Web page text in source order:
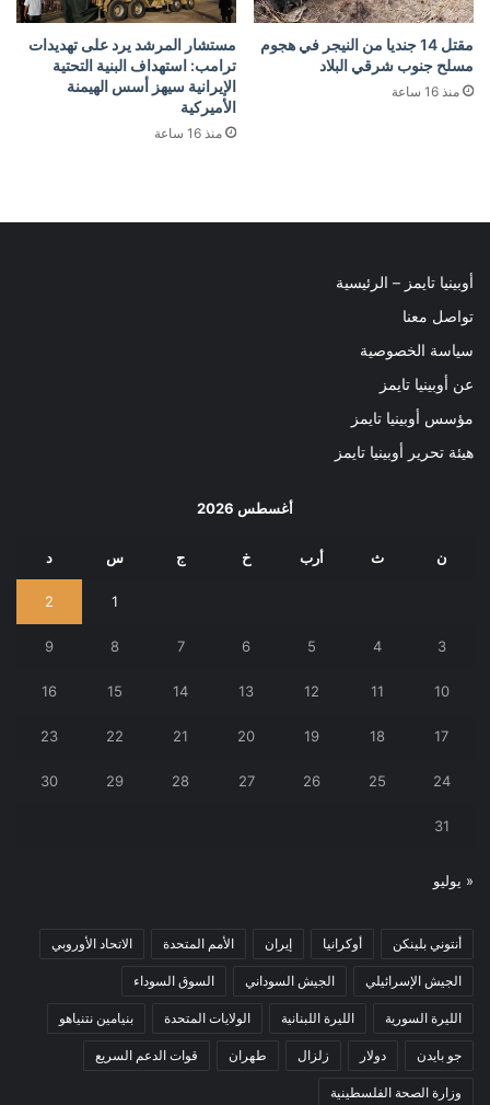
مقتل 14 جنديا من النيجر في هجوم
مسلح جنوب شرقي البلاد
منذ 16 ساعة
مستشار المرشد يرد على تهديدات
ترامب: استهداف البنية التحتية
الإيرانية سيهز أسس الهيمنة
الأميركية
منذ 16 ساعة
أوبينيا تايمز – الرئيسية
تواصل معنا
سياسة الخصوصية
عن أوبينيا تايمز
مؤسس أوبينيا تايمز
هيئة تحرير أوبينيا تايمز
أغسطس 2026
ن ث أرب خ ج س د
1
2
3
4
5
6
7
8
9
10
11
12
13
14
15
16
17
18
19
20
21
22
23
24
25
26
27
28
29
30
31
« يوليو
أنتوني بلينكن أوكرانيا إيران الأمم المتحدة الاتحاد الأوروبي
الجيش الإسرائيلي الجيش السوداني السوق السوداء
الليرة السورية الليرة اللبنانية الولايات المتحدة بنيامين نتنياهو
جو بايدن دولار زلزال طهران قوات الدعم السريع
وزارة الصحة الفلسطينية